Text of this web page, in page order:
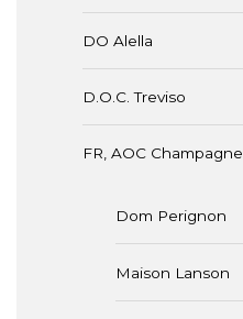
DO Alella
D.O.C. Treviso
FR, AOC Champagne
Dom Perignon
Maison Lanson